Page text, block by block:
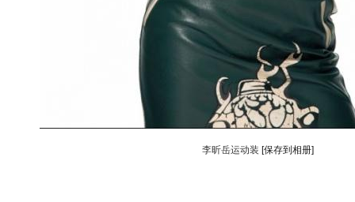
李昕岳运动装 [保存到相册]